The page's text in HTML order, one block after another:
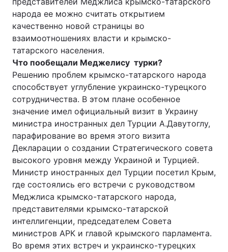
народа ее можно считать открытием
качественно новой страницы во
взаимоотношениях власти и крымско-
татарского населения.
Что пообещали Меджелису турки?
Решению проблем крымско-татарского народа
способствует углубление украинско-турецкого
сотрудничества. В этом плане особенное
значение имел официальный визит в Украину
министра иностранных дел Турции А.Давутоглу,
парафирование во время этого визита
Декларации о создании Стратегического совета
высокого уровня между Украиной и Турцией.
Министр иностранных дел Турции посетил Крым,
где состоялись его встречи с руководством
Меджлиса крымско-татарского народа,
представителями крымско-татарской
интеллигенции, председателем Совета
министров АРК и главой крымского парламента.
Во время этих встреч и украинско-турецких